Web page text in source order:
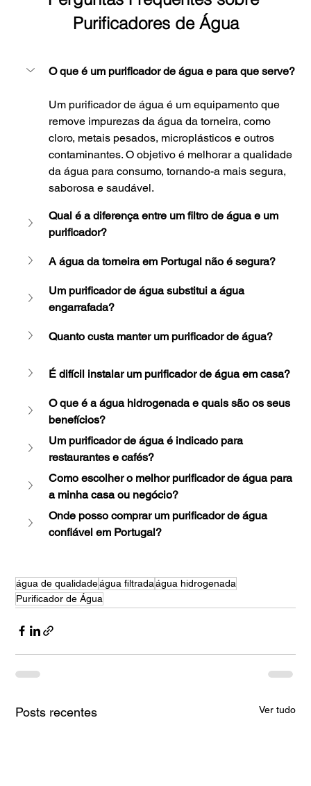
Purificadores de Água
O que é um purificador de água e para que serve?
Um purificador de água é um equipamento que
remove impurezas da água da torneira, como
cloro, metais pesados, microplásticos e outros
contaminantes. O objetivo é melhorar a qualidade
da água para consumo, tornando-a mais segura,
saborosa e saudável.
Qual é a diferença entre um filtro de água e um
purificador?
A água da torneira em Portugal não é segura?
Um purificador de água substitui a água
engarrafada?
Quanto custa manter um purificador de água?
É difícil instalar um purificador de água em casa?
O que é a água hidrogenada e quais são os seus
benefícios?
Um purificador de água é indicado para
restaurantes e cafés?
Como escolher o melhor purificador de água para
a minha casa ou negócio?
Onde posso comprar um purificador de água
confiável em Portugal?
água de qualidadeágua filtrada água hidrogenada
Purificador de Água
Posts recentes Ver tudo